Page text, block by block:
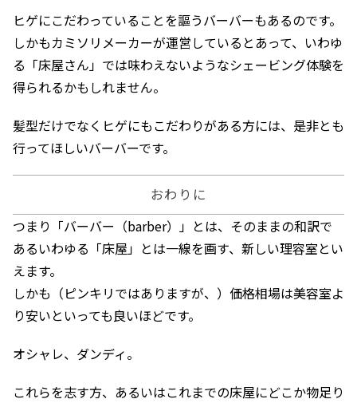
ヒゲにこだわっていることを謳うバーバーもあるのです。
しかもカミソリメーカーが運営しているとあって、いわゆ
る「床屋さん」では味わえないようなシェービング体験を
得られるかもしれません。
髪型だけでなくヒゲにもこだわりがある方には、是非とも
行ってほしいバーバーです。
おわりに
つまり「バーバー（barber）」とは、そのままの和訳で
あるいわゆる「床屋」とは一線を画す、新しい理容室とい
えます。
しかも（ピンキリではありますが、）価格相場は美容室よ
り安いといっても良いほどです。
オシャレ、ダンディ。
これらを志す方、あるいはこれまでの床屋にどこか物足り